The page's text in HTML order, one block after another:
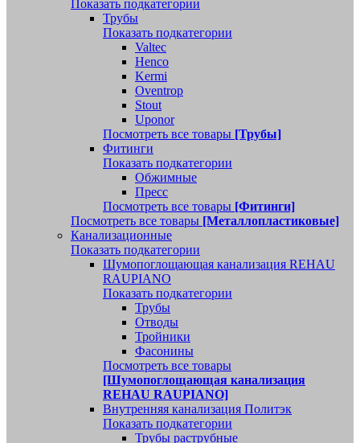
Показать подкатегории
Трубы
Показать подкатегории
Valtec
Henco
Kermi
Oventrop
Stout
Uponor
Посмотреть все товары [Трубы]
Фитинги
Показать подкатегории
Обжимные
Пресс
Посмотреть все товары [Фитинги]
Посмотреть все товары [Металлопластиковые]
Канализационные
Показать подкатегории
Шумопоглощающая канализация REHAU
RAUPIANO
Показать подкатегории
Трубы
Отводы
Тройники
Фасонины
Посмотреть все товары
[Шумопоглощающая канализация
REHAU RAUPIANO]
Внутренняя канализация Политэк
Показать подкатегории
Трубы раструбные